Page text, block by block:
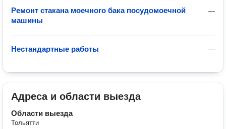
—
Ремонт стакана моечного бака посудомоечной
машины
—
Нестандартные работы
Адреса и области выезда
Области выезда
Тольятти